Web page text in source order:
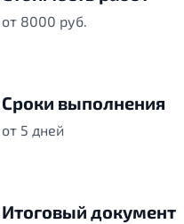
от 8000 руб.
Сроки выполнения
от 5 дней
Итоговый документ